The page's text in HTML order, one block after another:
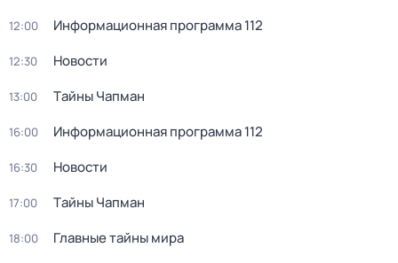
12:00 Информационная программа 112
12:30 Новости
13:00 Тaйны Чапман
16:00 Информационная программа 112
16:30 Новости
17:00 Тaйны Чапман
18:00 Главные тайны мира